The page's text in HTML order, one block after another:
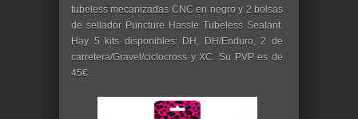
tubeless mecanizadas CNC en negro y 2 bolsas
de sellador Puncture Hassle Tubeless Sealant.
Hay 5 kits disponibles: DH, DH/Enduro, 2 de
carretera/Gravel/ciclocross y XC. Su PVP es de
45€.